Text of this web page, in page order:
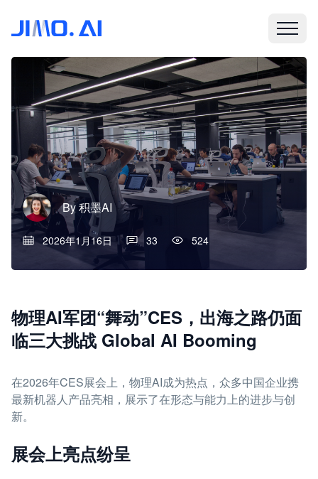
By积墨AI
2026年1月16日 33 524
物理AI军团“舞动”CES，出海之路仍面
临三大挑战 Global AI Booming
在2026年CES展会上，物理AI成为热点，众多中国企业携
最新机器人产品亮相，展示了在形态与能力上的进步与创
新。
展会上亮点纷呈